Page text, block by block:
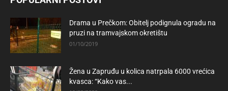
Drama u Prečkom: Obitelj podignula ogradu na
pruzi na tramvajskom okretištu
01/10/2019
Žena u Zapruđu u kolica natrpala 6000 vrećica
kvasca: “Kako vas...